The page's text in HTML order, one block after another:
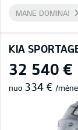
MANE DOMINA!
KIA
32 540 €
nuo 334 € /